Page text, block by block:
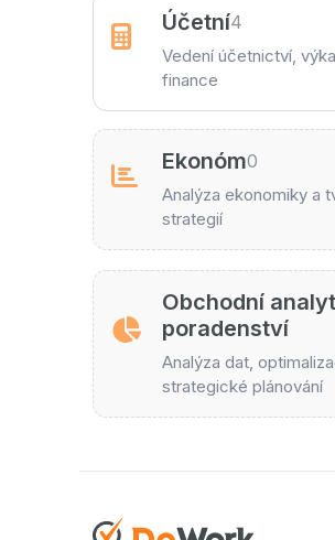
Účetní4
Vedení účetnictví,
finance
Ekonóm0
Analýza ekonomiky a
strategií
Obchodní
poradenství
Analýza dat,
strategické plánování